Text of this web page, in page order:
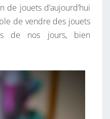
de jouets d’aujourd’hui
de vendre des jouets
de nos jours, bien